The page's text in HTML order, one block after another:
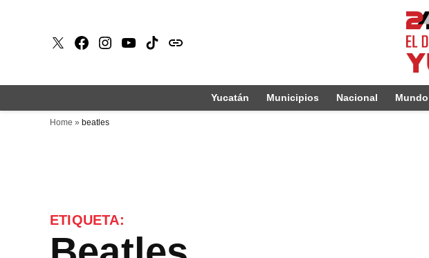
X Faceboook
Instagram
Youtube
Tiktokissuu
Yucatán Municipios Nacional Mundo
Home » beatles
ETIQUETA: